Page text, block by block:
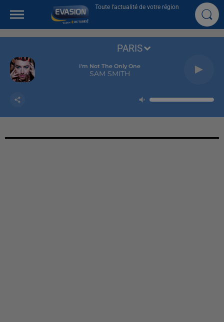
Toute l'actualité de votre région
I'm Not The Only One
SAM SMITH
PARIS